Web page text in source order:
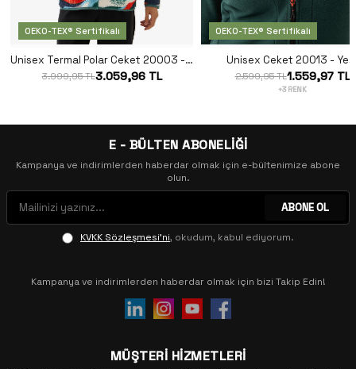
OEKO-TEX® Sertifikalı
Unisex Termal Polar Ceket 20003 - Desenli
3.999,95 TL3.059,96 TL
OEKO-TEX® Sertifikalı
Unisex Ceket 20013 -
2.599,95 TL1.559,97 TL
+3 RENK
E - BÜLTEN ABONELİĞİ
Kampanya ve indirimlerden haberdar olmak için e-bültenimize abone
olun.
ABONE OL
KVKK Sözleşmesi'ni, okudum, kabul ediyorum.
Kampanya ve indirimlerden haberdar olmak için bizi Takip Edin!
MÜŞTERİ HİZMETLERİ